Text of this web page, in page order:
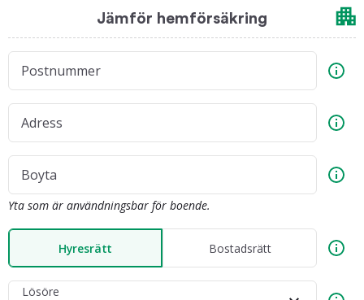
Jämför hemförsäkring
Postnummer
Adress
Boyta
Yta som är användningsbar för boende.
Hyresrätt Bostadsrätt
Lösöre